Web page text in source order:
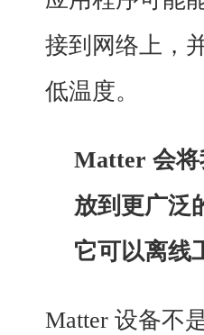
接到网络上，
低温度。
Matter 会将
放到更广泛
它可以离线
Matter 设备不